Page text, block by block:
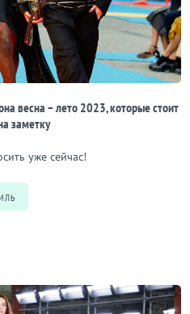
весна – лето 2023, которые стоит
заметку
уже сейчас!